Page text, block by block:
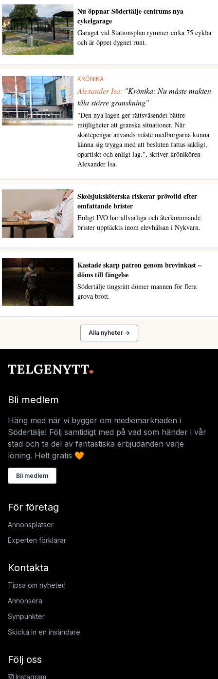
Nu öppnar Södertälje centrums nya
cykelgarage
Garaget vid Stationsplan rymmer cirka 75 cyklar
och är öppet dygnet runt.
KRÖNIKA
Alexander Isa: "Krönika: Nu måste makten
tåla större granskning"
"Den nya lagen ger rättsväsendet bättre
möjligheter att granska situationer. När
skattepengar används måste medborgarna kunna
känna sig trygga med att besluten fattas sakligt,
opartiskt och enligt lag.", skriver krönikören
Alexander Isa.
Skolsjuksköterska riskerar prövotid efter
omfattande brister
Enligt IVO har allvarliga och återkommande
brister upptäckts inom elevhälsan i Nykvarn.
Kastade skarp patron genom brevinkast –
döms till fängelse
Södertälje tingsrätt dömer mannen för flera
grova brott.
Alla nyheter →
Bli medlem
Häng med när vi bygger om mediemarknaden i
Södertälje! Följ samtidigt med på vad som händer i vår
stad och ta del av fantastiska erbjudanden varje
löning. Helt gratis 🧡
Bli medlem
För företag
Annonsplatser
Experten förklarar
Kontakta
Tipsa om nyheter!
Annonsera
Synpunkter
Skicka in en insändare
Följ oss
Instagram